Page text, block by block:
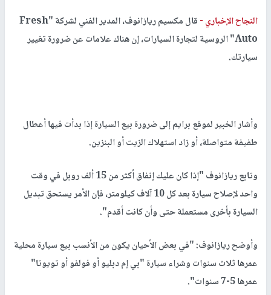
النجاح الإخباري -
قال مكسيم ريازانوف، المدير الفني لشركة "Fresh
Auto" الروسية لتجارة السيارات، إن هناك علامات عن ضرورة تغيير
سيارتك.
وأشار الخبير لموقع برايم إلى ضرورة بيع السيارة إذا بدأت فيها أعطال
طفيفة متواصلة، أو زاد استهلاك الزيت أو البنزين.
وتابع ريازانوف "إذا كان عليك إنفاق أكثر من 15 ألف روبل في وقت
واحد لإصلاح سيارة بعد كل 10 آلاف كيلومتر، فإن الأمر يستحق تبديل
السيارة بأخرى مستعملة حتى وأن كانت أقدم".
وأوضح ريازانوف: "في بعض الأحيان يكون من الأنسب بيع سيارة محلية
عمرها ثلاث سنوات وشراء سيارة "بي إم دبليو أو فولفو أو تويوتا"
عمرها 5-7 سنوات".